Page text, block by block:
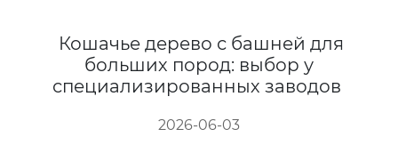
Кошачье дерево с башней для
больших пород: выбор у
специализированных заводов
2026-06-03